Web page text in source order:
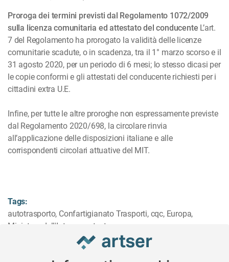
Proroga dei termini previsti dal Regolamento 1072/2009
sulla licenza comunitaria ed attestato del conducente L’art.
7 del Regolamento ha prorogato la validità delle licenze
comunitarie scadute, o in scadenza, tra il 1° marzo scorso e il
31 agosto 2020, per un periodo di 6 mesi; lo stesso dicasi per
le copie conformi e gli attestati del conducente richiesti per i
cittadini extra U.E.
Infine, per tutte le altre proroghe non espressamente previste
dal Regolamento 2020/698, la circolare rinvia
all’applicazione delle disposizioni italiane e alle
corrispondenti circolari attuative del MIT.
Tags:
autotrasporto, Confartigianato Trasporti, cqc, Europa,
Ministero dell'Interno
patente